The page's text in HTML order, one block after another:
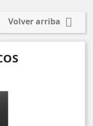
Volver arriba 